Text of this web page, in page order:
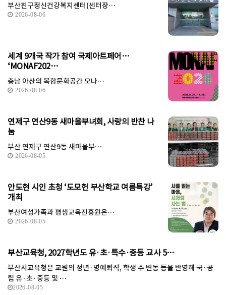
부산진구정신건강복지센터(센터장…
2026-08-06
세계 9개국 작가 참여 국제아트페어…
‘MONAF202…
충남 아산의 복합문화공간 모나…
2026-08-06
연제구 연산9동 새마을부녀회, 사랑의 반찬 나
눔
부산 연제구 연산9동 새마을부…
2026-08-05
안도현 시인 초청 ‘도모헌 부산학교 여름특강’
개최
부산여성가족과 평생교육진흥원은…
2026-08-05
부산교육청, 2027학년도 유·초·특수·중등 교사 5…
부산시교육청은 교원의 정년·명예퇴직, 학생 수 변동 등을 반영해 국·공
립 유·초·중등 및 …
2026-08-05